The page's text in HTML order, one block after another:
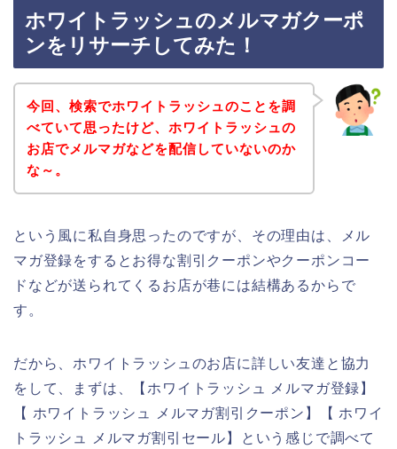
ホワイトラッシュのメルマガクーポ
ンをリサーチしてみた！
今回、検索でホワイトラッシュのことを調
べていて思ったけど、ホワイトラッシュの
お店でメルマガなどを配信していないのか
な～。
という風に私自身思ったのですが、その理由は、メル
マガ登録をするとお得な割引クーポンやクーポンコー
ドなどが送られてくるお店が巷には結構あるからで
す。
だから、ホワイトラッシュのお店に詳しい友達と協力
をして、まずは、【ホワイトラッシュ メルマガ登録】
【 ホワイトラッシュ メルマガ割引クーポン】【 ホワイ
トラッシュ メルマガ割引セール】という感じで調べて